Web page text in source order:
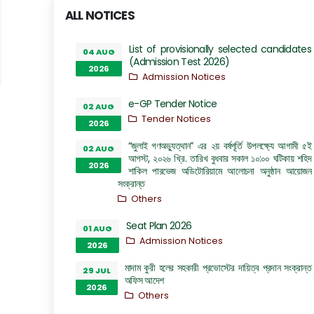
ALL NOTICES
04 AUG
2026
List of provisionally selected candidates
(Admission Test 2026)
Admission Notices
02 AUG
2026
e-GP Tender Notice
Tender Notices
02 AUG
2026
“জুলাই গণঅভ্যুত্থান” এর ২য় বর্ষপূর্তি উপলক্ষ্যে আগামী ৫ই
আগস্ট, ২০২৬ খ্রি. তারিখ বুধবার সকাল ১০:০০ ঘটিকায় শহিদ
শাকিল পারভেজ অডিটোরিয়ামে আলোচনা অনুষ্ঠান আয়োজন
সংক্রান্ত
Others
01 AUG
2026
Seat Plan 2026
Admission Notices
29 JUL
2026
মাদাম কুরী হলের সহকারী প্রভোস্টের দায়িত্ব প্রদান সংক্রান্ত
অফিস আদেশ
Others